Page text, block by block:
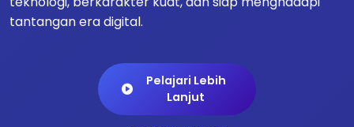
tantangan era digital.
Pelajari Lebih
Lanjut